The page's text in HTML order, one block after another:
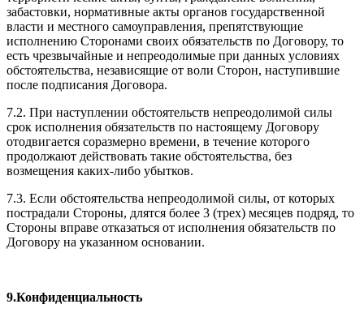
забастовки, нормативные акты органов государственной
власти и местного самоуправления, препятствующие
исполнению Сторонами своих обязательств по Договору, то
есть чрезвычайные и непреодолимые при данных условиях
обстоятельства, независящие от воли Сторон, наступившие
после подписания Договора.
7.2. При наступлении обстоятельств непреодолимой силы
срок исполнения обязательств по настоящему Договору
отодвигается соразмерно времени, в течение которого
продолжают действовать такие обстоятельства, без
возмещения каких­-либо убытков.
7.3. Если обстоятельства непреодолимой силы, от которых
пострадали Стороны, длятся более 3 (трех) месяцев подряд, то
Стороны вправе отказаться от исполнения обязательств по
Договору на указанном основании.
9.Конфиденциальность